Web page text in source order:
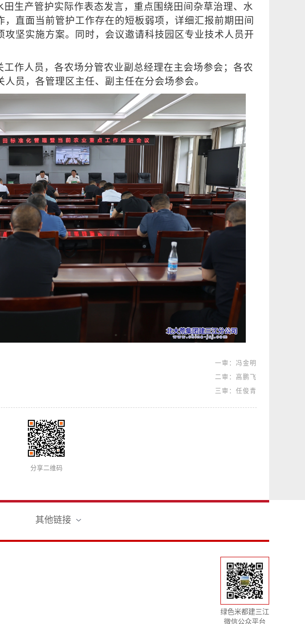
生产管护实际作表态发言，重点围绕田间杂草治理、水
直面当前管护工作存在的短板弱项，详细汇报前期田间
坚实施方案。同时，会议邀请科技园区专业技术人员开
作人员，各农场分管农业副总经理在主会场参会；各农
员，各管理区主任、副主任在分会场参会。
一审：冯金明
二审：高鹏飞
三审：任俊青
分享二维码
其他链接
绿色米都建三江
微信公众平台